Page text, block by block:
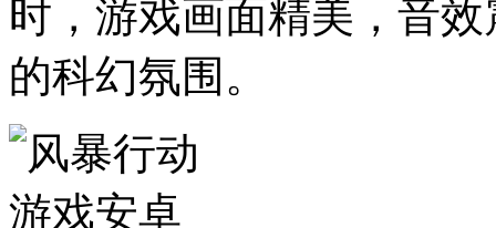
时，游戏画面精美，音
的科幻氛围。